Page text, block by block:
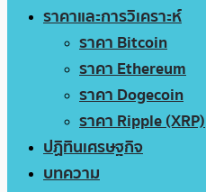
ราคาและการวิเคราะห์
ราคา Bitcoin
ราคา Ethereum
ราคา Dogecoin
ราคา Ripple (XRP)
ปฏิทินเศรษฐกิจ
บทความ